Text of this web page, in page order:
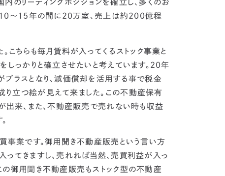
のリーディングポジションを確立し、多くのお
10〜15年の間に20万室、売上は約200億程
ちらも毎月賃料が入ってくるストック事業と
しっかりと確立させたいと考えています。20年
プラスとなり、減価償却を活用する事で税金
立つ絵が見えて来ました。この不動産保有
来、また、不動産販売で売れない時も収益
事業です。御用聞き不動産販売という言い方
ってきますし、売れれば当然、売買利益が入っ
の御用聞き不動産販売もストック型の不動産